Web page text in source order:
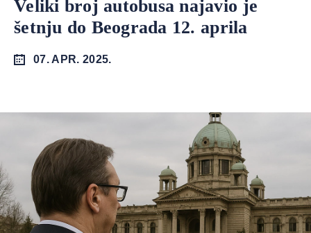
Veliki broj autobusa najavio je
šetnju do Beograda 12. aprila
07. APR. 2025.